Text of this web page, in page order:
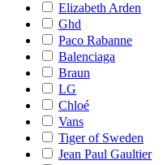
Elizabeth Arden
Ghd
Paco Rabanne
Balenciaga
Braun
LG
Chloé
Vans
Tiger of Sweden
Jean Paul Gaultier